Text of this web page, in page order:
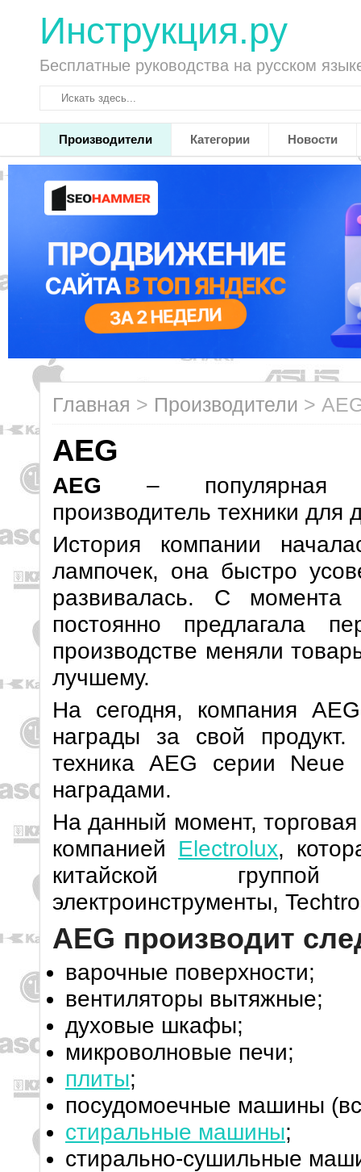
Инструкция.ру
Бесплатные руководства на русском
Производители Категории Новости
Главная > Производители >
AEG
AEG – популярная
производитель техники для
История компании
лампочек, она быстро
развивалась. С
постоянно предлагала
производстве меняли
лучшему.
На сегодня, компания
награды за свой
техника AEG серии
наградами.
На данный момент,
компанией Electrolux,
китайской
электроинструменты,
AEG производит
варочные поверхности;
вентиляторы вытяжные;
духовые шкафы;
микроволновые печи;
плиты;
посудомоечные машины
стиральные машины;
стирально-сушильные